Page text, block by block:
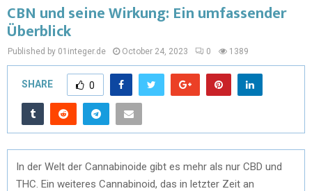
CBN und seine Wirkung: Ein umfassender
Überblick
Published by 01integer.de October 24, 2023 0 1389
SHARE 0
In der Welt der Cannabinoide gibt es mehr als nur CBD und
THC. Ein weiteres Cannabinoid, das in letzter Zeit an